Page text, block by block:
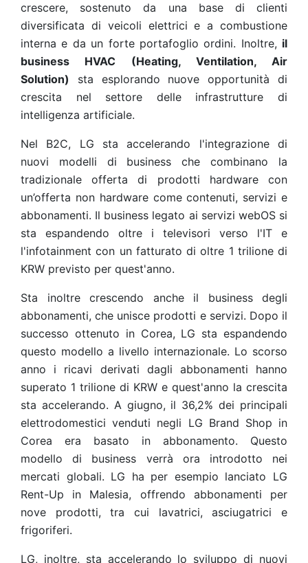
crescere, sostenuto da una base di clienti
diversificata di veicoli elettrici e a combustione
interna e da un forte portafoglio ordini. Inoltre, il
business HVAC (Heating, Ventilation, Air
Solution) sta esplorando nuove opportunità di
crescita nel settore delle infrastrutture di
intelligenza artificiale.
Nel B2C, LG sta accelerando l'integrazione di
nuovi modelli di business che combinano la
tradizionale offerta di prodotti hardware con
un’offerta non hardware come contenuti, servizi e
abbonamenti. Il business legato ai servizi webOS si
sta espandendo oltre i televisori verso l'IT e
l'infotainment con un fatturato di oltre 1 trilione di
KRW previsto per quest'anno.
Sta inoltre crescendo anche il business degli
abbonamenti, che unisce prodotti e servizi. Dopo il
successo ottenuto in Corea, LG sta espandendo
questo modello a livello internazionale. Lo scorso
anno i ricavi derivati dagli abbonamenti hanno
superato 1 trilione di KRW e quest'anno la crescita
sta accelerando. A giugno, il 36,2% dei principali
elettrodomestici venduti negli LG Brand Shop in
Corea era basato in abbonamento. Questo
modello di business verrà ora introdotto nei
mercati globali. LG ha per esempio lanciato LG
Rent-Up in Malesia, offrendo abbonamenti per
nove prodotti, tra cui lavatrici, asciugatrici e
frigoriferi.
LG, inoltre, sta accelerando lo sviluppo di nuovi